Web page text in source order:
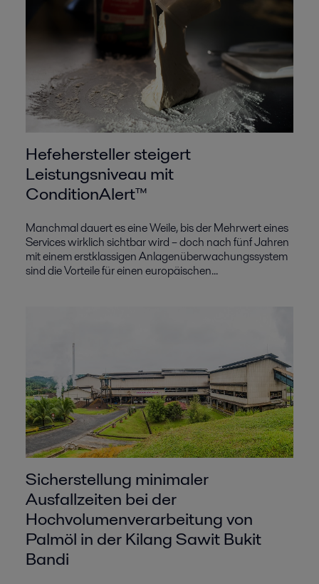
Hefehersteller steigert
Leistungsniveau mit
ConditionAlert™
Manchmal dauert es eine Weile, bis der Mehrwert eines
Services wirklich sichtbar wird – doch nach fünf Jahren
mit einem erstklassigen Anlagenüberwachungssystem
sind die Vorteile für einen europäischen...
Sicherstellung minimaler
Ausfallzeiten bei der
Hochvolumenverarbeitung von
Palmöl in der Kilang Sawit Bukit
Bandi